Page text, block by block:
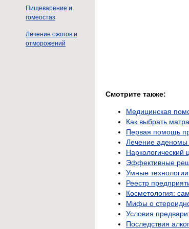
Пищеварение и
гомеостаз
Лечение ожогов и
отморожений
Смотрите также:
Медицинская
Как выбрать
Первая помощь
Лечение
Наркологический
Эффективные
Умные
Реестр
Косметология:
Мифы о
Условия
Последствия